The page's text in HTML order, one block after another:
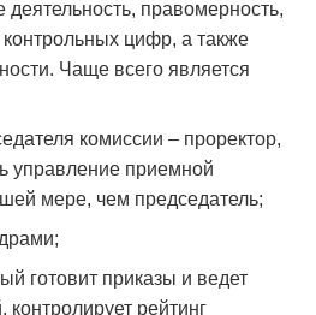
деятельность, правомерность,
цифр, а также
Чаще всего является
комиссии – проректор,
управление приемной
мере, чем председатель;
готовит приказы и ведет
рейтинг